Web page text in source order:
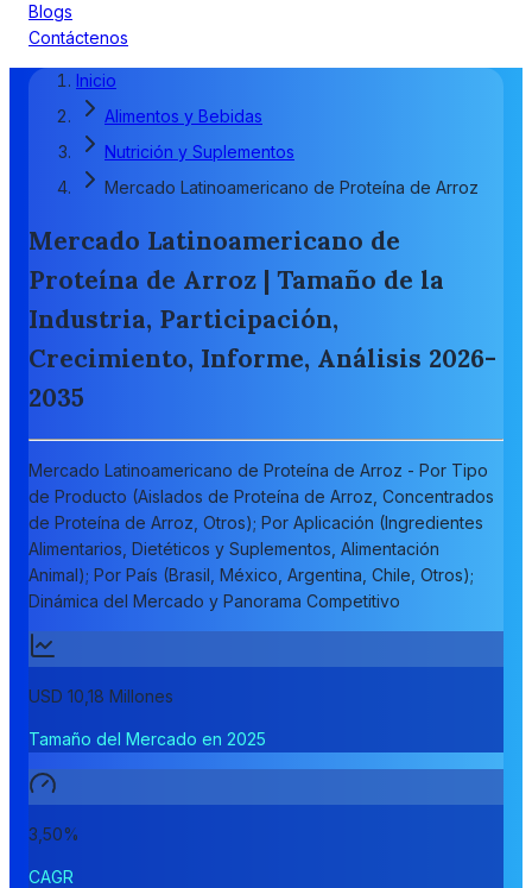
Blogs
Contáctenos
Inicio
Alimentos y Bebidas
Nutrición y Suplementos
Mercado Latinoamericano de Proteína de Arroz
Mercado Latinoamericano de
Proteína de Arroz | Tamaño de la
Industria, Participación,
Crecimiento, Informe, Análisis 2026-
2035
Mercado Latinoamericano de Proteína de Arroz - Por Tipo
de Producto (Aislados de Proteína de Arroz, Concentrados
de Proteína de Arroz, Otros); Por Aplicación (Ingredientes
Alimentarios, Dietéticos y Suplementos, Alimentación
Animal); Por País (Brasil, México, Argentina, Chile, Otros);
Dinámica del Mercado y Panorama Competitivo
USD 10,18 Millones
Tamaño del Mercado en 2025
3,50%
CAGR